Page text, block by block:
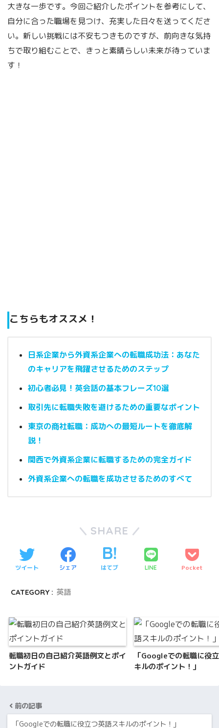
大きな一歩です。今回ご紹介したポイントを参考にして、
自分に合った職場を見つけ、充実した日々を送ってくださ
い。新しい挑戦には不安もつきものですが、前向きな気持
ちで取り組むことで、きっと素晴らしい未来が待っていま
す！
こちらもオススメ！
日系企業から外資系企業への転職成功法：あなた
のキャリアを飛躍させるためのステップ
初心者必見！英会話の基本フレーズ10選
取引先に転職失敗を避けるための重要なポイント
東京の商社転職：成功への最短ルートを徹底解
説！
関西で外資系企業に転職するための完全ガイド
外資系企業への転職を成功させるためのすべて
SHARE
ツイート シェア はてブ LINE Pocket
CATEGORY : 英語
転職初日の自己紹介英語例文とポイ
ントガイド
「Googleでの転職に役
キルのポイント！」
前の記事
「Googleでの転職に役立つ英語スキルのポイント！」